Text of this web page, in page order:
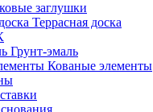
заглушки
Террасная доска
Грунт-эмаль
Кованые элементы